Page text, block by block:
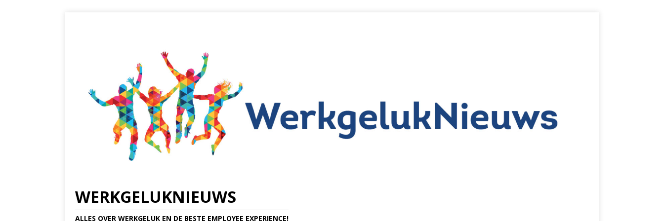
WERKGELUKNIEUWS
ALLES OVER WERKGELUK EN DE BESTE EMPLOYEE EXPERIENCE!